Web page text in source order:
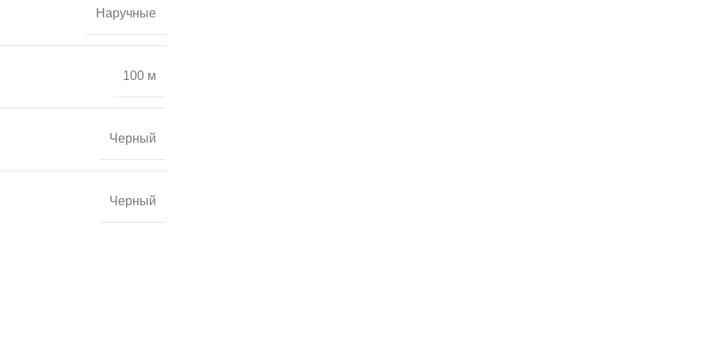
Наручные
100 м
Черный
Черный